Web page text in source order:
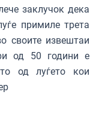
заклучок дека
примиле трета
своите извештаи
од 50 години е
од луѓето кои